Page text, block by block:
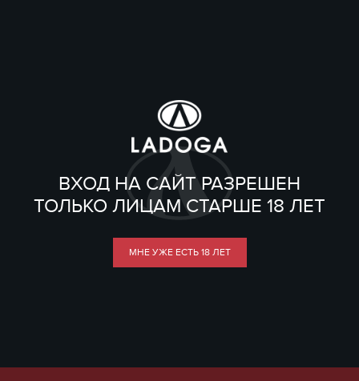
ВХОД НА САЙТ РАЗРЕШЕН
ТОЛЬКО ЛИЦАМ СТАРШЕ 18 ЛЕТ
МНЕ УЖЕ ЕСТЬ 18 ЛЕТ